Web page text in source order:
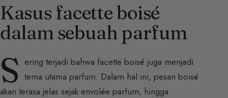
Kasus facette boisé
dalam sebuah parfum
S ering terjadi bahwa facette boisé juga menjadi
tema utama parfum. Dalam hal ini, pesan boisé
akan terasa jelas sejak envolée parfum, hingga